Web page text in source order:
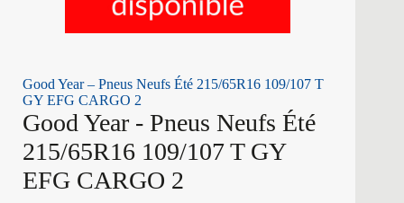
Good Year – Pneus Neufs Été 215/65R16 109/107 T
GY EFG CARGO 2
Good Year - Pneus Neufs Été
215/65R16 109/107 T GY
EFG CARGO 2